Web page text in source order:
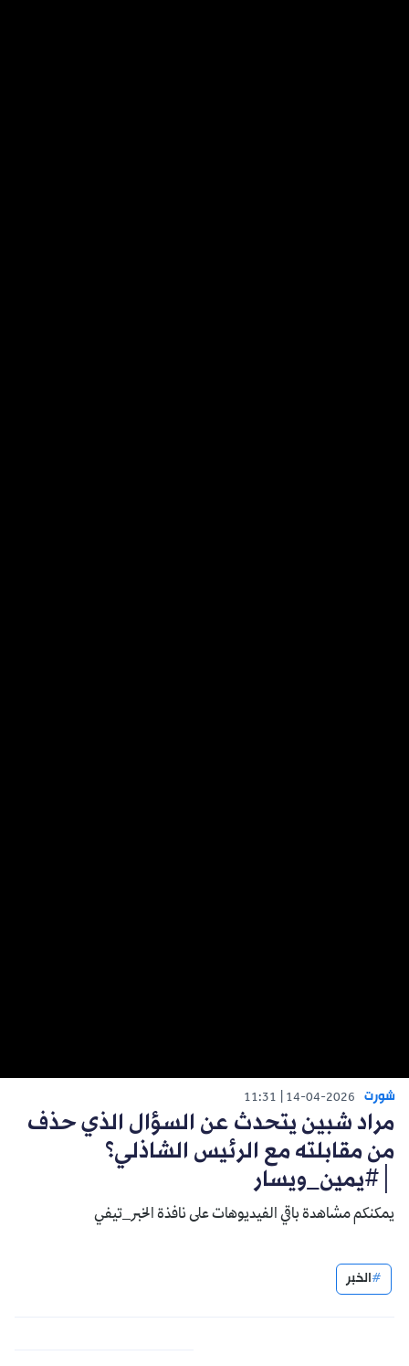
شورت 14-04-2026
11:31
مراد شبين يتحدث عن السؤال الذي حذف
من مقابلته مع الرئيس الشاذلي؟
│#يمين_ويسار
يمكنكم مشاهدة باقي الفيديوهات على نافذة الخبر_تيفي
الخبر